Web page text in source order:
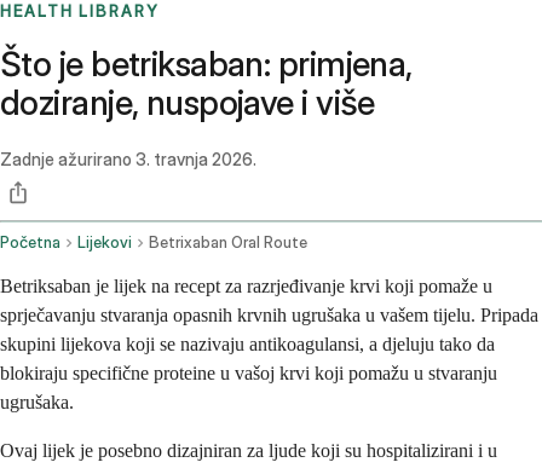
HEALTH LIBRARY
Što je betriksaban: primjena,
doziranje, nuspojave i više
Zadnje ažurirano 3. travnja 2026.
Početna Lijekovi Betrixaban Oral Route
Betriksaban je lijek na recept za razrjeđivanje krvi koji pomaže u
sprječavanju stvaranja opasnih krvnih ugrušaka u vašem tijelu. Pripada
skupini lijekova koji se nazivaju antikoagulansi, a djeluju tako da
blokiraju specifične proteine u vašoj krvi koji pomažu u stvaranju
ugrušaka.
Ovaj lijek je posebno dizajniran za ljude koji su hospitalizirani i u